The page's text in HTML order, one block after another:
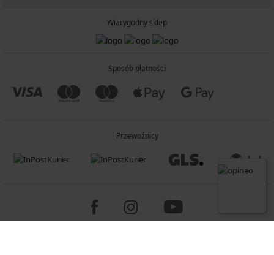
Wiarygodny sklep
Sposób płatności
Przewoźnicy